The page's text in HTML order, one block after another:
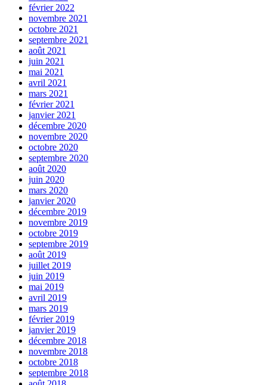
février 2022
novembre 2021
octobre 2021
septembre 2021
août 2021
juin 2021
mai 2021
avril 2021
mars 2021
février 2021
janvier 2021
décembre 2020
novembre 2020
octobre 2020
septembre 2020
août 2020
juin 2020
mars 2020
janvier 2020
décembre 2019
novembre 2019
octobre 2019
septembre 2019
août 2019
juillet 2019
juin 2019
mai 2019
avril 2019
mars 2019
février 2019
janvier 2019
décembre 2018
novembre 2018
octobre 2018
septembre 2018